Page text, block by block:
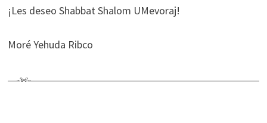
¡Les deseo Shabbat Shalom UMevoraj!
Moré Yehuda Ribco